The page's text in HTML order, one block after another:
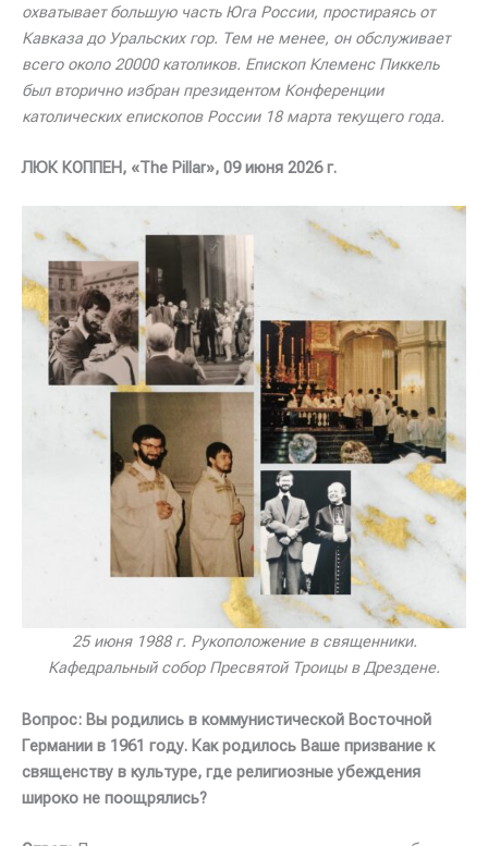
охватывает большую часть Юга России, простираясь от
Кавказа до Уральских гор. Тем не менее, он обслуживает
всего около 20000 католиков. Епископ Клеменс Пиккель
был вторично избран президентом Конференции
католических епископов России 18 марта текущего года.
ЛЮК КОППЕН, «The Pillar», 09июня 2026г.
25 июня 1988 г. Рукоположение в священники.
Кафедральный собор Пресвятой Троицы в Дрездене.
Вопрос: Вы родились в коммунистической Восточной
Германии в 1961 году. Как родилось Ваше призвание к
священству в культуре, где религиозные убеждения
широко не поощрялись?